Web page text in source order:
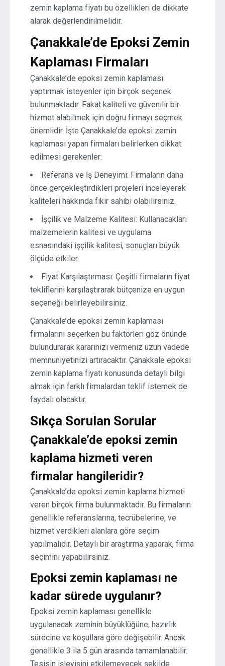
zemin kaplama fiyatı bu özellikleri de dikkate
alarak değerlendirilmelidir.
Çanakkale’de Epoksi Zemin
Kaplaması Firmaları
Çanakkale’de epoksi zemin kaplaması
yaptırmak isteyenler için birçok seçenek
bulunmaktadır. Fakat kaliteli ve güvenilir bir
hizmet alabilmek için doğru firmayı seçmek
önemlidir. İşte Çanakkale’de epoksi zemin
kaplaması yapan firmaları belirlerken dikkat
edilmesi gerekenler:
Referans ve İş Deneyimi: Firmaların daha
önce gerçekleştirdikleri projeleri inceleyerek
kaliteleri hakkında fikir sahibi olabilirsiniz.
İşçilik ve Malzeme Kalitesi: Kullanacakları
malzemelerin kalitesi ve uygulama
esnasındaki işçilik kalitesi, sonuçları büyük
ölçüde etkiler.
Fiyat Karşılaştırması: Çeşitli firmaların fiyat
tekliflerini karşılaştırarak bütçenize en uygun
seçeneği belirleyebilirsiniz.
Çanakkale’de epoksi zemin kaplaması
firmalarını seçerken bu faktörleri göz önünde
bulundurarak kararınızı vermeniz uzun vadede
memnuniyetinizi artıracaktır. Çanakkale epoksi
zemin kaplama fiyatı konusunda detaylı bilgi
almak için farklı firmalardan teklif istemek de
faydalı olacaktır.
Sıkça Sorulan Sorular
Çanakkale’de epoksi zemin
kaplama hizmeti veren
firmalar hangileridir?
Çanakkale’de epoksi zemin kaplama hizmeti
veren birçok firma bulunmaktadır. Bu firmaların
genellikle referanslarına, tecrübelerine, ve
hizmet verdikleri alanlara göre seçim
yapılmalıdır. Detaylı bir araştırma yaparak, firma
seçimini yapabilirsiniz.
Epoksi zemin kaplaması ne
kadar sürede uygulanır?
Epoksi zemin kaplaması genellikle
uygulanacak zeminin büyüklüğüne, hazırlık
sürecine ve koşullara göre değişebilir. Ancak
genellikle 3 ila 5 gün arasında tamamlanabilir.
Tesisin işleyişini etkilemeyecek şekilde